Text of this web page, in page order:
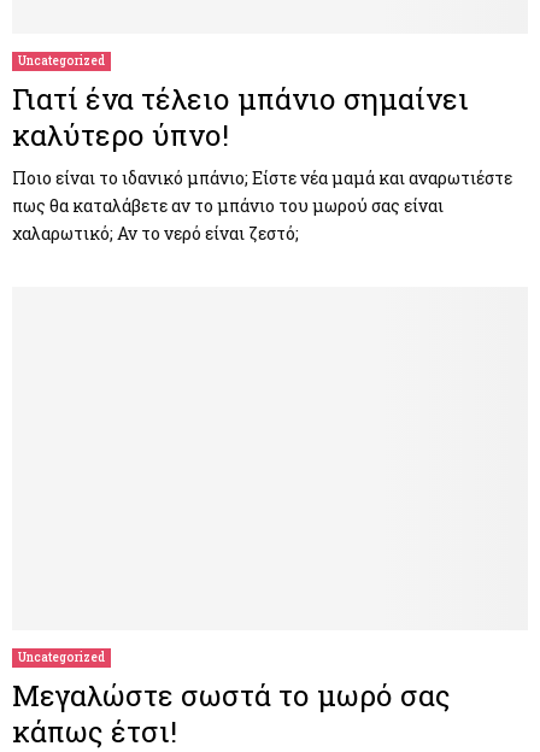
Uncategorized
Γιατί ένα τέλειο μπάνιο σημαίνει
καλύτερο ύπνο!
Ποιο είναι το ιδανικό μπάνιο; Είστε νέα μαμά και αναρωτιέστε
πως θα καταλάβετε αν το μπάνιο του μωρού σας είναι
χαλαρωτικό; Αν το νερό είναι ζεστό;
Uncategorized
Μεγαλώστε σωστά το μωρό σας
κάπως έτσι!